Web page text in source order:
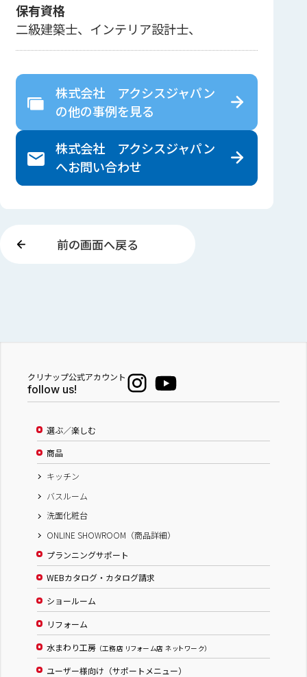
保有資格
二級建築士、インテリア設計士、
株式会社 アクシスジャパン
の他の事例を見る
株式会社 アクシスジャパン
へお問い合わせ
前の画面へ戻る
クリナップ公式アカウント
follow us!
選ぶ／楽しむ
商品
キッチン
バスルーム
洗面化粧台
ONLINE SHOWROOM（商品詳細）
プランニングサポート
WEBカタログ・カタログ請求
ショールーム
リフォーム
水まわり工房 （工務店 リフォーム店 ネットワーク）
ユーザー様向け（サポートメニュー）